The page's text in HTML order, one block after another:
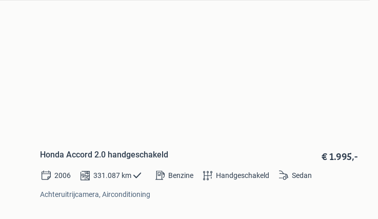
Honda Accord 2.0 handgeschakeld € 1.995,-
2006 331.087 km Benzine Handgeschakeld Sedan
Achteruitrijcamera, Airconditioning